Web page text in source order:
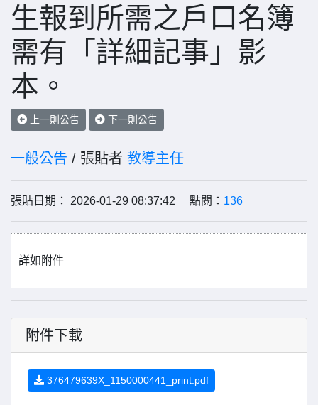
生報到所需之戶口名簿
需有「詳細記事」影
本。
上一則公告 下一則公告
一般公告 / 張貼者 教導主任
張貼日期： 2026-01-29 08:37:42 點閱： 136
詳如附件
附件下載
376479639X_1150000441_print.pdf